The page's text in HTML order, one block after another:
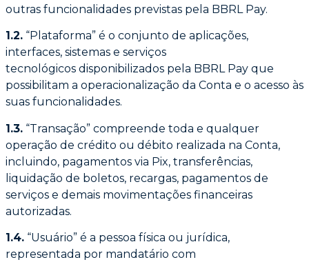
outras funcionalidades previstas pela BBRL Pay.
1.2. “Plataforma” é o conjunto de aplicações,
interfaces, sistemas e serviços
tecnológicos disponibilizados pela BBRL Pay que
possibilitam a operacionalização da Conta e o acesso às
suas funcionalidades.
1.3. “Transação” compreende toda e qualquer
operação de crédito ou débito realizada na Conta,
incluindo, pagamentos via Pix, transferências,
liquidação de boletos, recargas, pagamentos de
serviços e demais movimentações financeiras
autorizadas.
1.4. “Usuário” é a pessoa física ou jurídica,
representada por mandatário com